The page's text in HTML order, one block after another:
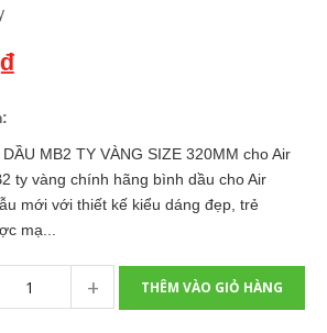
MB2 TY VÀNG SIZE 320MM cho Air
ty vàng chính hãng bình dầu cho Air
mới với thiết kế kiểu dáng đẹp, trẻ
mạ...
+ THÊM VÀO GIỎ HÀNG